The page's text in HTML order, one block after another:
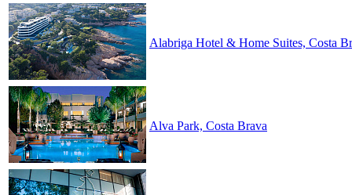
Alabriga Hotel & Home Suites, Costa
Alva Park, Costa Brava